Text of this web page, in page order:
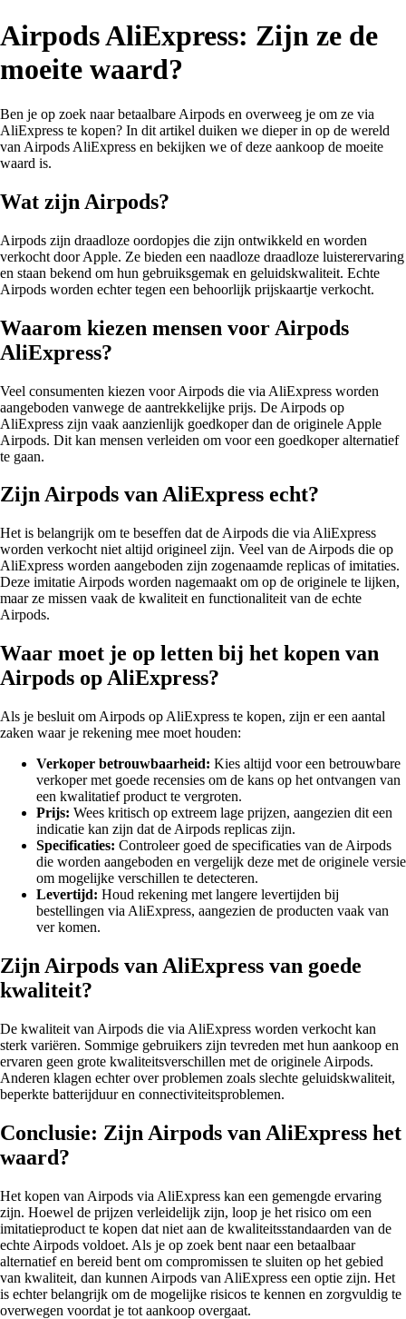
Airpods AliExpress: Zijn ze de
moeite waard?
Ben je op zoek naar betaalbare Airpods en overweeg je om ze via
AliExpress te kopen? In dit artikel duiken we dieper in op de wereld
van Airpods AliExpress en bekijken we of deze aankoop de moeite
waard is.
Wat zijn Airpods?
Airpods zijn draadloze oordopjes die zijn ontwikkeld en worden
verkocht door Apple. Ze bieden een naadloze draadloze luisterervaring
en staan bekend om hun gebruiksgemak en geluidskwaliteit. Echte
Airpods worden echter tegen een behoorlijk prijskaartje verkocht.
Waarom kiezen mensen voor Airpods
AliExpress?
Veel consumenten kiezen voor Airpods die via AliExpress worden
aangeboden vanwege de aantrekkelijke prijs. De Airpods op
AliExpress zijn vaak aanzienlijk goedkoper dan de originele Apple
Airpods. Dit kan mensen verleiden om voor een goedkoper alternatief
te gaan.
Zijn Airpods van AliExpress echt?
Het is belangrijk om te beseffen dat de Airpods die via AliExpress
worden verkocht niet altijd origineel zijn. Veel van de Airpods die op
AliExpress worden aangeboden zijn zogenaamde replicas of imitaties.
Deze imitatie Airpods worden nagemaakt om op de originele te lijken,
maar ze missen vaak de kwaliteit en functionaliteit van de echte
Airpods.
Waar moet je op letten bij het kopen van
Airpods op AliExpress?
Als je besluit om Airpods op AliExpress te kopen, zijn er een aantal
zaken waar je rekening mee moet houden:
Verkoper betrouwbaarheid: Kies altijd voor een betrouwbare
verkoper met goede recensies om de kans op het ontvangen van
een kwalitatief product te vergroten.
Prijs: Wees kritisch op extreem lage prijzen, aangezien dit een
indicatie kan zijn dat de Airpods replicas zijn.
Specificaties: Controleer goed de specificaties van de Airpods
die worden aangeboden en vergelijk deze met de originele versie
om mogelijke verschillen te detecteren.
Levertijd: Houd rekening met langere levertijden bij
bestellingen via AliExpress, aangezien de producten vaak van
ver komen.
Zijn Airpods van AliExpress van goede
kwaliteit?
De kwaliteit van Airpods die via AliExpress worden verkocht kan
sterk variëren. Sommige gebruikers zijn tevreden met hun aankoop en
ervaren geen grote kwaliteitsverschillen met de originele Airpods.
Anderen klagen echter over problemen zoals slechte geluidskwaliteit,
beperkte batterijduur en connectiviteitsproblemen.
Conclusie: Zijn Airpods van AliExpress het
waard?
Het kopen van Airpods via AliExpress kan een gemengde ervaring
zijn. Hoewel de prijzen verleidelijk zijn, loop je het risico om een
imitatieproduct te kopen dat niet aan de kwaliteitsstandaarden van de
echte Airpods voldoet. Als je op zoek bent naar een betaalbaar
alternatief en bereid bent om compromissen te sluiten op het gebied
van kwaliteit, dan kunnen Airpods van AliExpress een optie zijn. Het
is echter belangrijk om de mogelijke risicos te kennen en zorgvuldig te
overwegen voordat je tot aankoop overgaat.